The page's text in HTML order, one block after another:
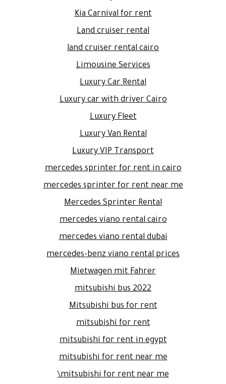
Kia Carnival for rent
Land cruiser rental
land cruiser rental cairo
Limousine Services
Luxury Car Rental
Luxury car with driver Cairo
Luxury Fleet
Luxury Van Rental
Luxury VIP Transport
mercedes sprinter for rent in cairo
mercedes sprinter for rent near me
Mercedes Sprinter Rental
mercedes viano rental cairo
mercedes viano rental dubai
mercedes-benz viano rental prices
Mietwagen mit Fahrer
mitsubishi bus 2022
Mitsubishi bus for rent
mitsubishi for rent
mitsubishi for rent in egypt
mitsubishi for rent near me
mitsubishi for rent near me\